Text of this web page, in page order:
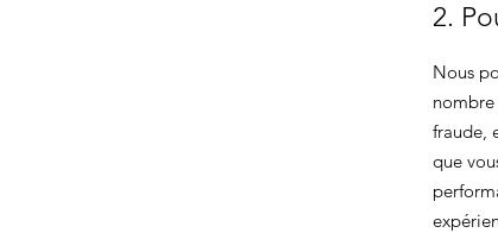
2.
Nous
fraude,
que